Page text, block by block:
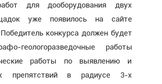
для дооборудования двух
уже появилось на сайте
Победитель конкурса должен будет
геологоразведочные работы
работы по выявлению и
препятствий в радиусе 3-х